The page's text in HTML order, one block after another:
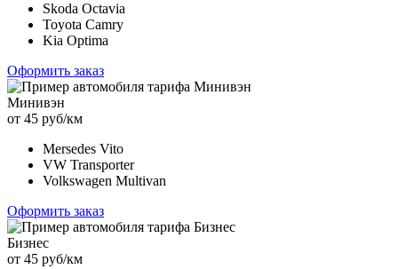
Skoda Octavia
Toyota Camry
Kia Optima
Оформить заказ
Минивэн
от 45 руб/км
Mersedes Vito
VW Transporter
Volkswagen Multivan
Оформить заказ
Бизнес
от 45 руб/км